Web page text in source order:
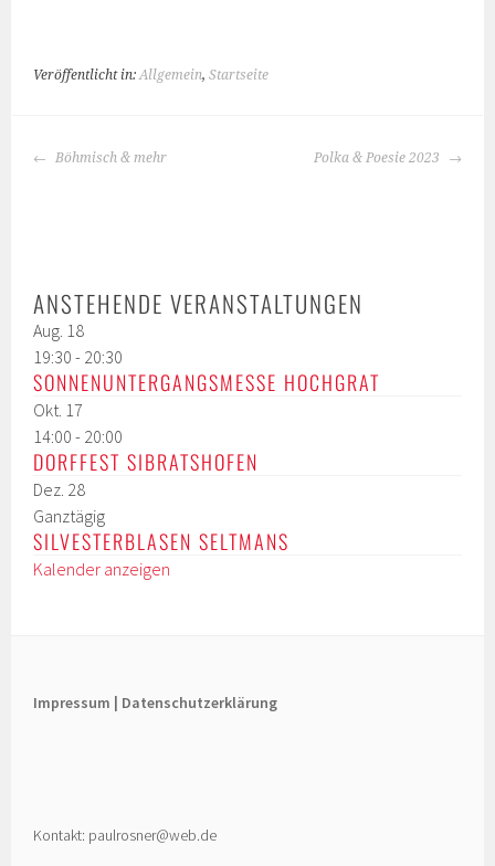
Veröffentlicht in:Allgemein,Startseite
BEITRAGS-
Böhmisch & mehr Polka & Poesie 2023
ANSTEHENDE VERANSTALTUNGEN
Aug. 18
19:30 - 20:30
SONNENUNTERGANGSMESSE HOCHGRAT
Okt. 17
14:00 - 20:00
DORFFEST SIBRATSHOFEN
Dez. 28
Ganztägig
SILVESTERBLASEN SELTMANS
Kalender anzeigen
Impressum | Datenschutzerklärung
Kontakt: paulrosner@web.de